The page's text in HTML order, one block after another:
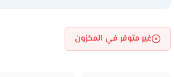
غير متوفر في المخزون